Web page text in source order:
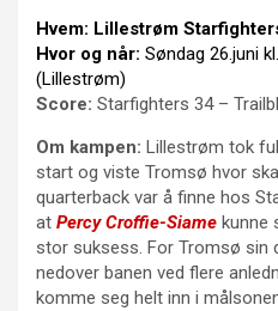
Hvem: Lillestrøm
Hvor og når: Søndag 26.juni
(Lillestrøm)
Score: Starfighters 34 –
Om kampen: Lillestrøm tok
start og viste Tromsø hvor
quarterback var å finne hos
at Percy Croffie-Siame kunne
stor suksess. For Tromsø sin
nedover banen ved flere
komme seg helt inn i